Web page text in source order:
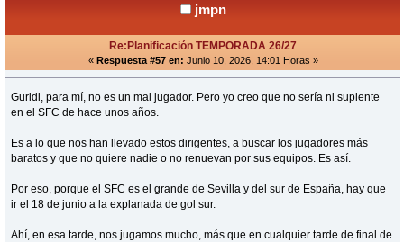
jmpn
Re:Planificación TEMPORADA 26/27
« Respuesta #57 en: Junio 10, 2026, 14:01 Horas »
Guridi, para mí, no es un mal jugador. Pero yo creo que no sería ni suplente
en el SFC de hace unos años.
Es a lo que nos han llevado estos dirigentes, a buscar los jugadores más
baratos y que no quiere nadie o no renuevan por sus equipos. Es así.
Por eso, porque el SFC es el grande de Sevilla y del sur de España, hay que
ir el 18 de junio a la explanada de gol sur.
Ahí, en esa tarde, nos jugamos mucho, más que en cualquier tarde de final de